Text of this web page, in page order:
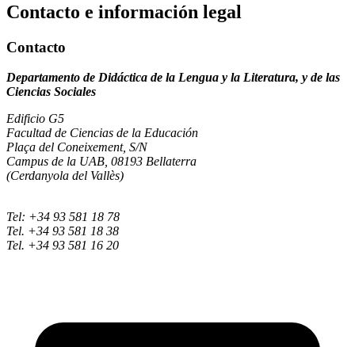
Contacto e información legal
Contacto
Departamento de Didáctica de la Lengua y la Literatura, y de las
Ciencias Sociales
Edificio G5
Facultad de Ciencias de la Educación
Plaça del Coneixement, S/N
Campus de la UAB, 08193 Bellaterra
(Cerdanyola del Vallès)
Tel: +34 93 581 18 78
Tel. +34 93 581 18 38
Tel. +34 93 581 16 20